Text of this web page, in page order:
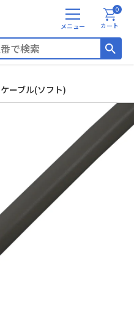
メ
ニ
カート
0
ーブル(ソフト)